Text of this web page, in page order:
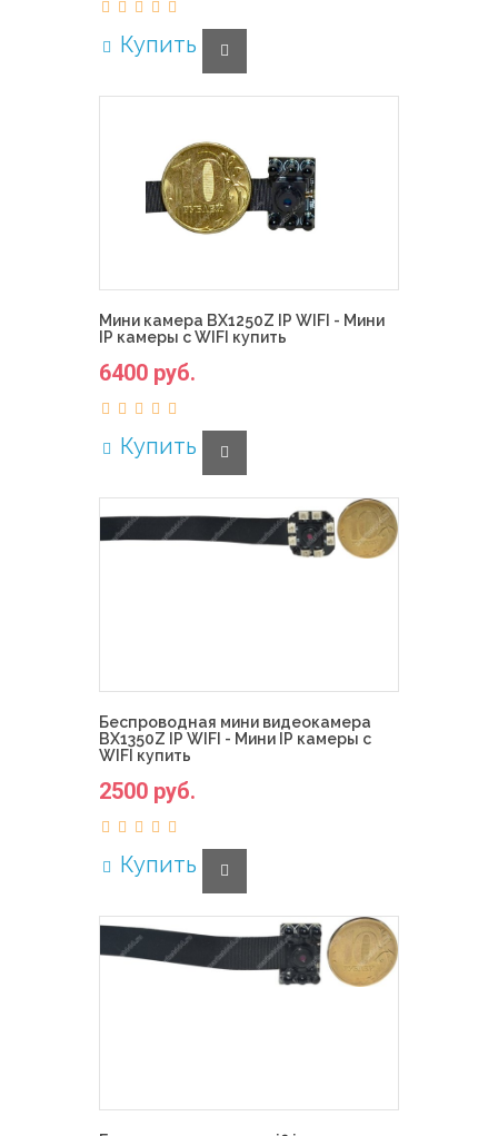
Купить
Мини камера BX1250Z IP WIFI - Мини
IP камеры с WIFI купить
6400 руб.
Купить
Беспроводная мини видеокамера
BX1350Z IP WIFI - Мини IP камеры с
WIFI купить
2500 руб.
Купить